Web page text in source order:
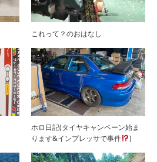
これって？のおはなし
ホロ日記(タイヤキャンペーン始ま
ります&インプレッサで事件
)